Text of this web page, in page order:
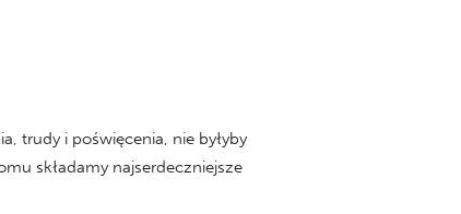
trudy i poświęcenia, nie byłyby
składamy najserdeczniejsze